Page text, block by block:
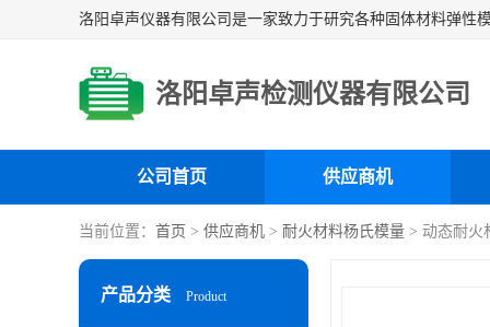
洛阳卓声检测仪器有限公司
公司首页 供应商机
当前位置： 首页 > 供应商机 > 耐火材料杨氏模量 > 动态耐火
产品分类 Product